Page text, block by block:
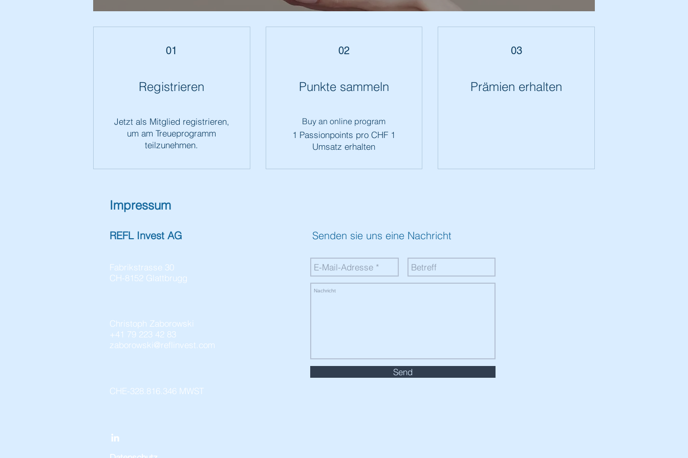
01
Registrieren
Jetzt als Mitglied registrieren,
um am Treueprogramm
teilzunehmen.
02
Punkte sammeln
Buy an online program
1 Passionpoints pro CHF 1
Umsatz erhalten
03
Prämien erhalten
Impressum
REFL Invest AG
Fabrikstrasse 30
CH-8152 Glattbrugg
Christoph Zaborowski
+41 79 223 42 83
zaborowski@reflinvest.com
CHE-328.816.346 MWST
Senden sie uns eine Nachricht
Send